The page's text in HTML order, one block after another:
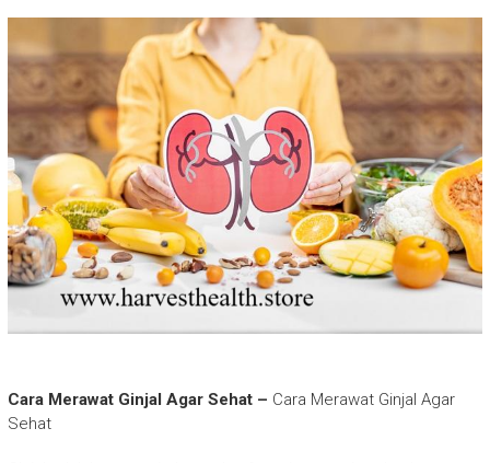
Cara Merawat Ginjal Agar Sehat – Cara Merawat Ginjal Agar
Sehat